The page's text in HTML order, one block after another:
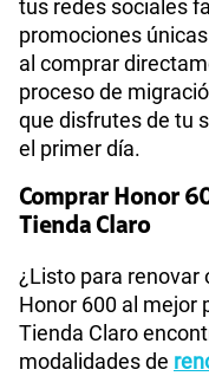
tus redes sociales
promociones
al comprar
proceso de
que disfrutes de tu
el primer día.
Comprar Honor
Tienda Claro
¿Listo para renovar
Honor 600 al mejor
Tienda Claro
modalidades de